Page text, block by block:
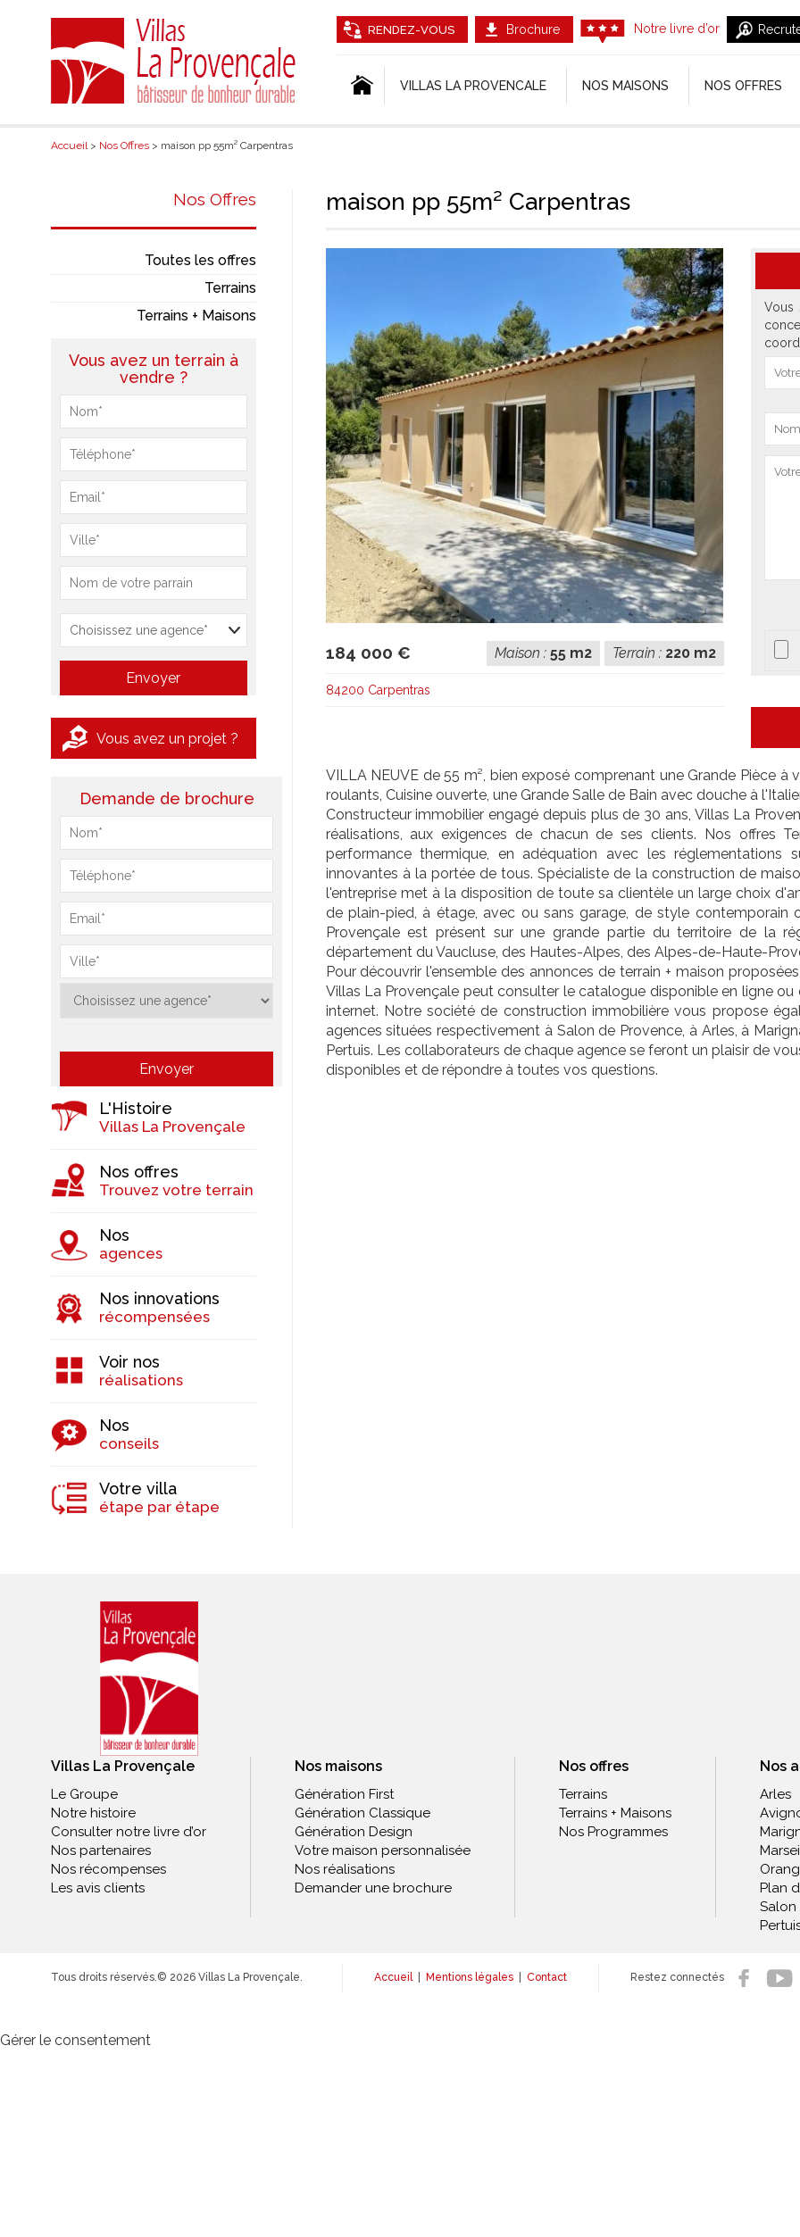
RENDEZ-VOUS Brochure Notre livre d’or
VILLAS LA PROVENCALE NOS MAISONS NOS OFFRES
Accueil> Nos Offres > maison pp 55m² Carpentras
maison pp 55m² Carpentras
184 000 € Terrain : 220 m2
Maison : 55 m2
84200 Carpentras
Vous
VILLA NEUVE de 55 m², bien exposé comprenant une Grande Pièce
roulants, Cuisine ouverte, une Grande Salle de Bain avec douche à
Constructeur immobilier engagé depuis plus de 30 ans, Villas La
réalisations, aux exigences de chacun de ses clients. Nos offres
performance thermique, en adéquation avec les réglementations
innovantes à la portée de tous. Spécialiste de la construction de
l'entreprise met à la disposition de toute sa clientèle un large choix
de plain-pied, à étage, avec ou sans garage, de style contemporain
Provençale est présent sur une grande partie du territoire de la
département du Vaucluse, des Hautes-Alpes, des Alpes-de-Haute-
Pour découvrir l'ensemble des annonces de terrain + maison
Villas La Provençale peut consulter le catalogue disponible en ligne
internet. Notre société de construction immobilière vous propose
agences situées respectivement à Salon de Provence, à Arles, à
Pertuis. Les collaborateurs de chaque agence se feront un plaisir de
disponibles et de répondre à toutes vos questions.
Nos Offres
Toutes les offres
Terrains
Terrains + Maisons
Vous avez un terrain à
vendre ?
Vous avez un projet ?
Demande de brochure
L'Histoire
Villas La Provençale
Nos offres
Trouvez votre terrain
Nos
agences
Nos innovations
récompensées
Voir nos
réalisations
Nos
conseils
Votre villa
étape par étape
Villas La Provençale
Le Groupe
Notre histoire
Consulter notre livre d’or
Nos partenaires
Nos récompenses
Les avis clients
Nos maisons
Génération First
Génération Classique
Génération Design
Votre maison personnalisée
Nos réalisations
Demander une brochure
Nos offres
Terrains
Terrains + Maisons
Nos Programmes
Nos
Arles
Plan
Salon
© 2026 Villas La Provençale.
Tous droits réservés. Accueil| Mentions légales Contact Restez connectés
Gérer le consentement